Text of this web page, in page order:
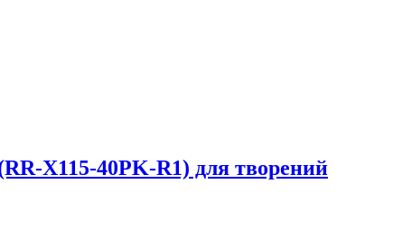
X115-40PK-R1) для творений